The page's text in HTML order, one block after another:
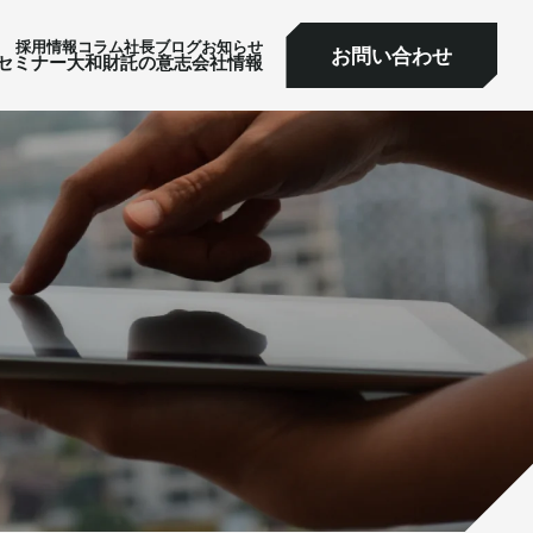
採⽤情報コラム社⻑ブログお知らせ
ミナー大和財託の意志会社情報 お問い合わせ
サービス一覧へ
サービス一覧へ
ナー大和財託の意志会社情報 お問い合わせ